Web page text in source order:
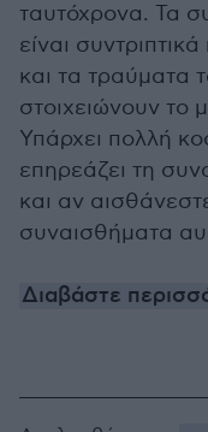
ταυτόχρονα. Τα
είναι
και τα τραύματα
στοιχειώνουν
Υπάρχει πολλή
επηρεάζει τη
και αν
συναισθήματα
Διαβάστε